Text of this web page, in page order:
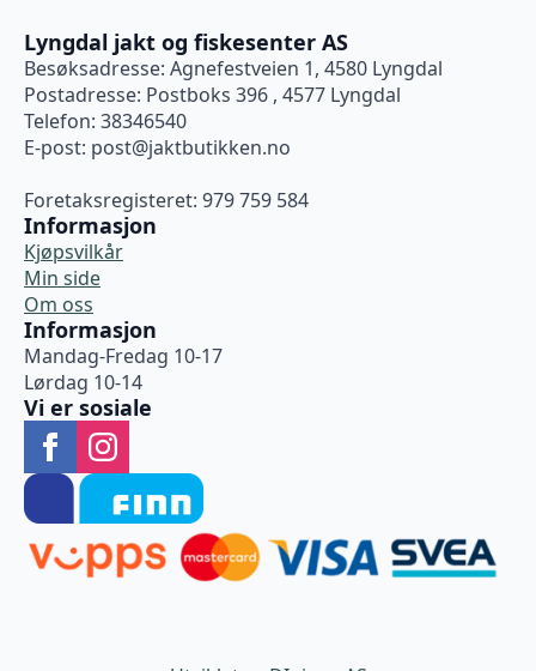
Lyngdal jakt og fiskesenter AS
Besøksadresse: Agnefestveien 1, 4580 Lyngdal
Postadresse: Postboks 396 , 4577 Lyngdal
Telefon: 38346540
E-post: post@jaktbutikken.no
Foretaksregisteret: 979 759 584
Informasjon
Kjøpsvilkår
Min side
Om oss
Informasjon
Mandag-Fredag 10-17
Lørdag 10-14
Vi er sosiale